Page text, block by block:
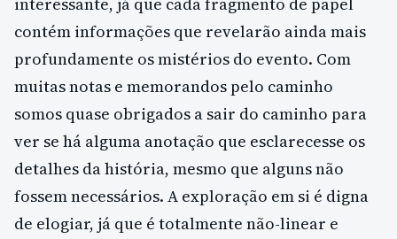
contém informações que revelarão ainda mais
profundamente os mistérios do evento. Com
muitas notas e memorandos pelo caminho
somos quase obrigados a sair do caminho para
ver se há alguma anotação que esclarecesse os
detalhes da história, mesmo que alguns não
fossem necessários. A exploração em si é digna
de elogiar, já que é totalmente não-linear e